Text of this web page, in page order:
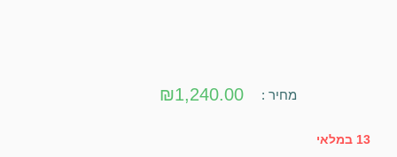
מחיר : ₪1,240.00
13 במלאי